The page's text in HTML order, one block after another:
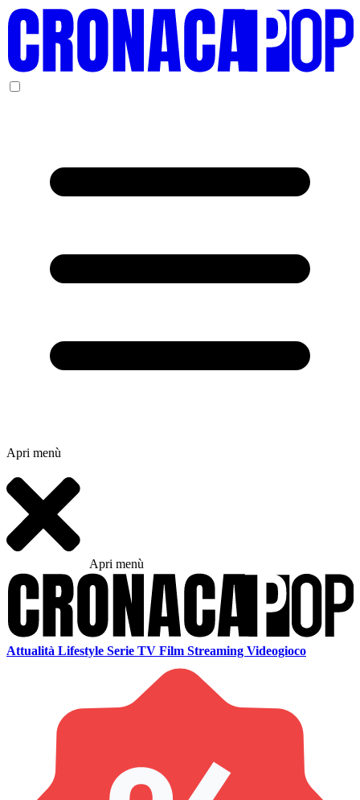
Apri menù
Apri menù
Attualità Lifestyle Serie TV Film Streaming Videogioco